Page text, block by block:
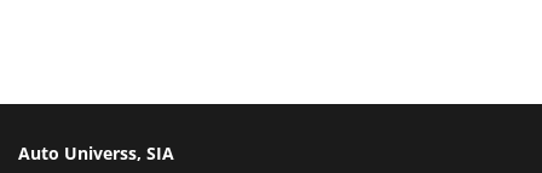
Auto Universs, SIA